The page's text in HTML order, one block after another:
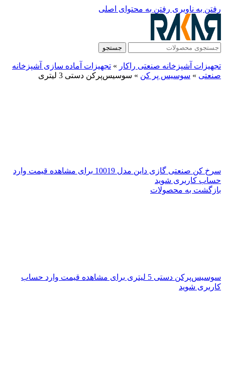
رفتن به ناوبری رفتن به محتوای اصلی
جستجو
تجهیزات آشپزخانه صنعتی راکار » تجهیزات آماده سازی آشپزخانه
صنعتی » سوسیس پر کن » سوسیس‌پرکن دستی 3 لیتری
سرخ کن صنعتی گازی داین مدل 10019
برای مشاهده قیمت وارد
حساب کاربری شوید
بازگشت به محصولات
سوسیس‌پرکن دستی 5 لیتری
برای مشاهده قیمت وارد حساب
کاربری شوید